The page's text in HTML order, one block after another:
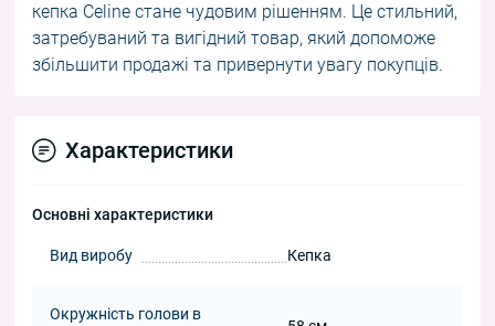
кепка Celine стане чудовим рішенням. Це стильний,
затребуваний та вигідний товар, який допоможе
збільшити продажі та привернути увагу покупців.
Характеристики
Основні характеристики
Вид виробу Кепка
Окружність голови в